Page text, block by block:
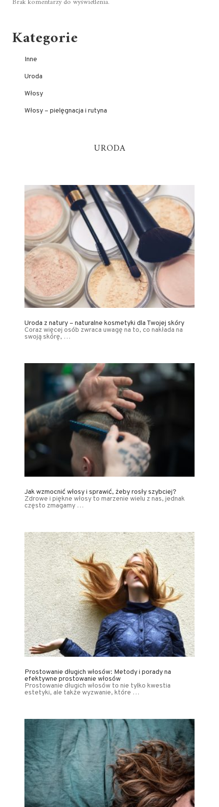
Kategorie
Inne
Uroda
Włosy
Włosy – pielęgnacja i rutyna
URODA
Uroda z natury – naturalne kosmetyki dla Twojej skóry
Coraz więcej osób zwraca uwagę na to, co nakłada na
swoją skórę, …
Jak wzmocnić włosy i sprawić, żeby rosły szybciej?
Zdrowe i piękne włosy to marzenie wielu z nas, jednak
często zmagamy …
Prostowanie długich włosów: Metody i porady na
efektywne prostowanie włosów
Prostowanie długich włosów to nie tylko kwestia
estetyki, ale także wyzwanie, które …